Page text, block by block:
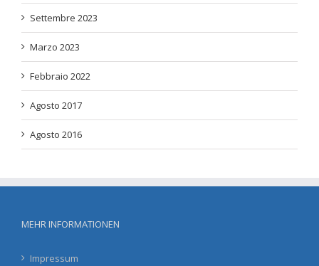
Settembre 2023
Marzo 2023
Febbraio 2022
Agosto 2017
Agosto 2016
MEHR INFORMATIONEN
Impressum